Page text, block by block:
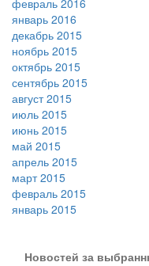
февраль 2016
январь 2016
декабрь 2015
ноябрь 2015
октябрь 2015
сентябрь 2015
август 2015
июль 2015
июнь 2015
май 2015
апрель 2015
март 2015
февраль 2015
январь 2015
Новостей за